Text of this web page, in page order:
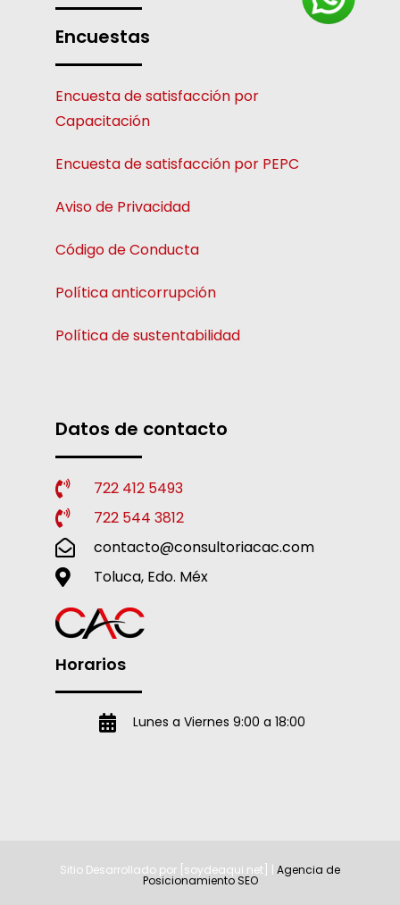
Encuestas
Encuesta de satisfacción por
Capacitación
Encuesta de satisfacción por PEPC
Aviso de Privacidad
Código de Conducta
Política anticorrupción
Política de sustentabilidad
Datos de contacto
722 412 5493
722 544 3812
contacto@consultoriacac.com
Toluca, Edo. Méx
Horarios
Lunes a Viernes 9:00 a 18:00
Sitio Desarrollado por [soydeaqui.net] | Agencia de
Posicionamiento SEO